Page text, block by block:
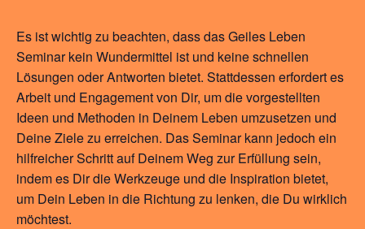
Es ist wichtig zu beachten, dass das Geiles Leben
Seminar kein Wundermittel ist und keine schnellen
Lösungen oder Antworten bietet. Stattdessen erfordert es
Arbeit und Engagement von Dir, um die vorgestellten
Ideen und Methoden in Deinem Leben umzusetzen und
Deine Ziele zu erreichen. Das Seminar kann jedoch ein
hilfreicher Schritt auf Deinem Weg zur Erfüllung sein,
indem es Dir die Werkzeuge und die Inspiration bietet,
um Dein Leben in die Richtung zu lenken, die Du wirklich
möchtest.